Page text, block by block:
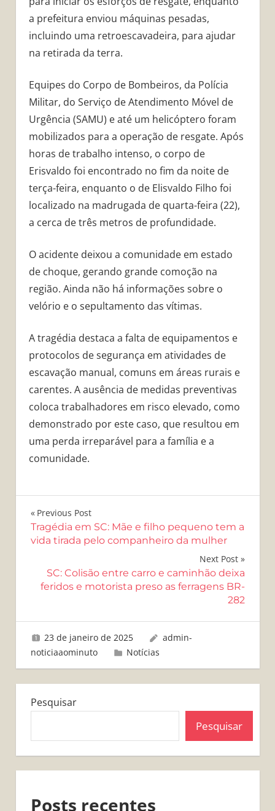
a prefeitura enviou máquinas pesadas,
incluindo uma retroescavadeira, para ajudar
na retirada da terra.
Equipes do Corpo de Bombeiros, da Polícia
Militar, do Serviço de Atendimento Móvel de
Urgência (SAMU) e até um helicóptero foram
mobilizados para a operação de resgate. Após
horas de trabalho intenso, o corpo de
Erisvaldo foi encontrado no fim da noite de
terça-feira, enquanto o de Elisvaldo Filho foi
localizado na madrugada de quarta-feira (22),
a cerca de três metros de profundidade.
O acidente deixou a comunidade em estado
de choque, gerando grande comoção na
região. Ainda não há informações sobre o
velório e o sepultamento das vítimas.
A tragédia destaca a falta de equipamentos e
protocolos de segurança em atividades de
escavação manual, comuns em áreas rurais e
carentes. A ausência de medidas preventivas
coloca trabalhadores em risco elevado, como
demonstrado por este caso, que resultou em
uma perda irreparável para a família e a
comunidade.
Navegação
de
Post
Previous Post
Tragédia em SC: Mãe e filho pequeno tem a
vida tirada pelo companheiro da mulher
Next Post
SC: Colisão entre carro e caminhão deixa
feridos e motorista preso as ferragens BR-
282
23 de janeiro de 2025
admin-
noticiaaominuto
Notícias
Pesquisar
Pesquisar
Posts recentes